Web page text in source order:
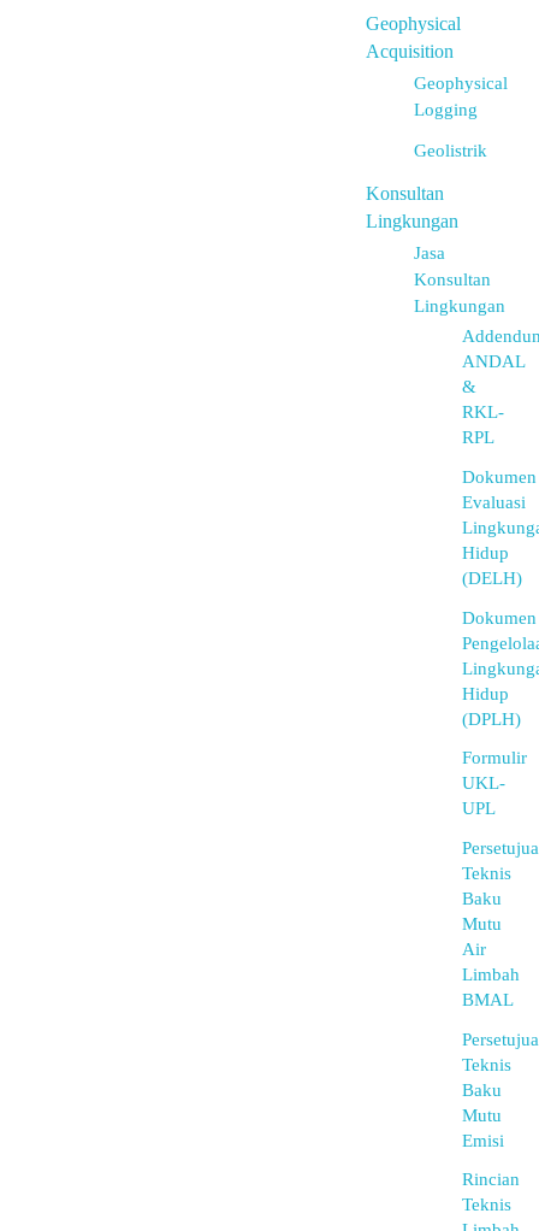
Geophysical
Acquisition
Geophysical
Logging
Geolistrik
Konsultan
Lingkungan
Jasa
Konsultan
Lingkungan
ANDAL
&
RKL-
RPL
Dokumen
Evaluasi
Hidup
(DELH)
Dokumen
Hidup
(DPLH)
Formulir
UKL-
UPL
Teknis
Baku
Mutu
Air
Limbah
BMAL
Teknis
Baku
Mutu
Emisi
Rincian
Teknis